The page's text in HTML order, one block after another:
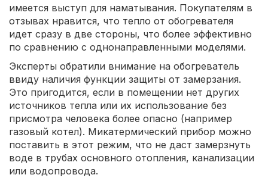
имеется выступ для наматывания. Покупателям в
отзывах нравится, что тепло от обогревателя
идет сразу в две стороны, что более эффективно
по сравнению с однонаправленными моделями.
Эксперты обратили внимание на обогреватель
ввиду наличия функции защиты от замерзания.
Это пригодится, если в помещении нет других
источников тепла или их использование без
присмотра человека более опасно (например
газовый котел). Микатермический прибор можно
поставить в этот режим, что не даст замерзнуть
воде в трубах основного отопления, канализации
или водопровода.